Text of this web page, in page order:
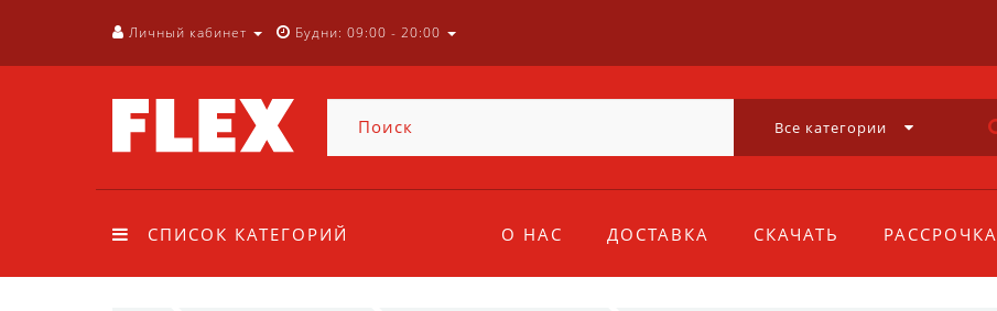
Личный кабинет Будни: 09:00 - 20:00
Все категории
СПИСОК КАТЕГОРИЙ О НАС ДОСТАВКА СКАЧАТЬ РАССРОЧКА